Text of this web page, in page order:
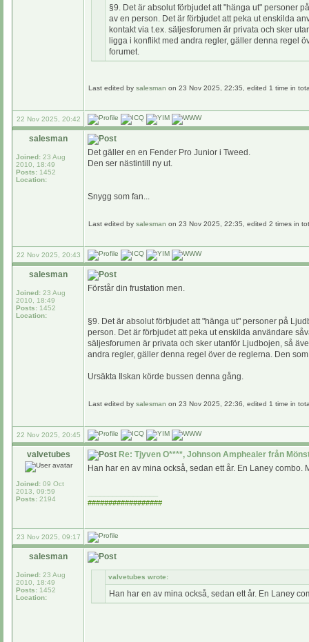
§9. Det är absolut förbjudet att "hänga ut" personer
av en person. Det är förbjudet att peka ut enskilda
kontakt via t.ex. säljesforumen är privata och sker
ligga i konflikt med andra regler, gäller denna regel
forumet.
Last edited by salesman on 23 Nov 2025, 22:35, edited 1 time in
22 Nov 2025, 20:42
salesman
Joined: 23 Aug
2010, 18:49
Posts: 1452
Location:
Det gäller en en Fender Pro Junior i Tweed.
Den ser nästintill ny ut.
Snygg som fan...
Last edited by salesman on 23 Nov 2025, 22:35, edited 2 times in
22 Nov 2025, 20:43
salesman
Joined: 23 Aug
2010, 18:49
Posts: 1452
Location:
Förstår din frustation men.
§9. Det är absolut förbjudet att "hänga ut" personer på
person. Det är förbjudet att peka ut enskilda användare
säljesforumen är privata och sker utanför Ljudbojen, så
andra regler, gäller denna regel över de reglerna. Den
Ursäkta Ilskan körde bussen denna gång.
Last edited by salesman on 23 Nov 2025, 22:36, edited 1 time in
22 Nov 2025, 20:45
valvetubes
Joined: 09 Oct
2013, 09:59
Posts: 2194
Re: Tjyven O****, Johnson Amphealer från
Han har en av mina också, sedan ett år. En Laney
##################
23 Nov 2025, 09:17
salesman
Joined: 23 Aug
2010, 18:49
Posts: 1452
Location:
valvetubes wrote:
Han har en av mina också, sedan ett år. En Laney